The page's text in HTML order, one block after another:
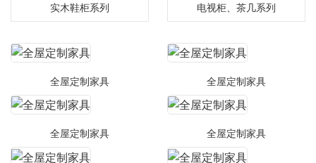
实木鞋柜系列 电视柜、茶几系列
全屋定制家具 全屋定制家具
全屋定制家具 全屋定制家具